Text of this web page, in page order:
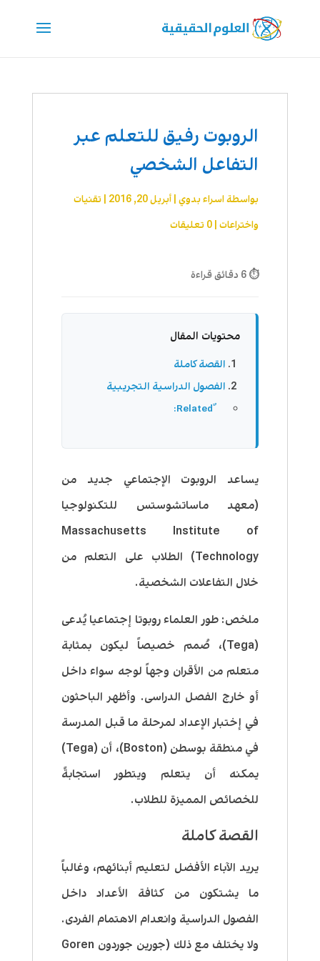
الروبوت رفيق للتعلم عبر
التفاعل الشخصي
بواسطةاسراء بدوي| أبريل 20, 2016
تقنیات
واختراعات| 0 تعليقات
⏱ 6 دقائق قراءة
محتويات المقال
القصة كاملة
الفصول الدراسية التجريبية
ٌRelated:
يساعد الروبوت الإجتماعي جديد من
(معهد ماساتشوستس للتكنولوجيا
Massachusetts Institute of
Technology) الطلاب على التعلم من
خلال التفاعلات الشخصية.
ملخص: طور العلماء روبوتا إجتماعيا يُدعى
(Tega)، صُمم خصيصاً ليكون بمثابة
متعلم من الأقران وجهاً لوجه سواء داخل
أو خارج الفصل الدراسى. وأظهر الباحثون
في إختبار الإعداد لمرحلة ما قبل المدرسة
في منطقة بوسطن (Boston)، أن (Tega)
يمكنه أن يتعلم ويتطور استجابةً
للخصائص المميزة للطلاب.
القصة كاملة
يريد الآباء الأفضل لتعليم أبنائهم، وغالباً
ما يشتكون من كثافة الأعداد داخل
الفصول الدراسية وانعدام الاهتمام الفردى.
ولا يختلف مع ذلك (جورين جوردون Goren